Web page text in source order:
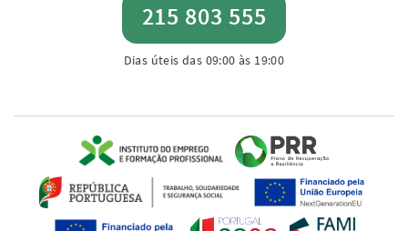
215 803 555
Dias úteis das 09:00 às 19:00